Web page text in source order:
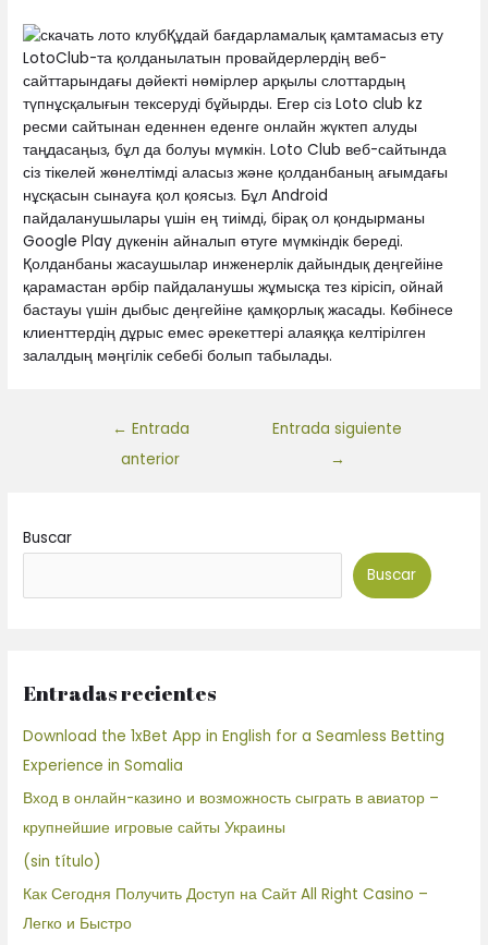
Құдай бағдарламалық қамтамасыз ету
LotoClub-та қолданылатын провайдерлердің веб-
сайттарындағы дәйекті нөмірлер арқылы слоттардың
түпнұсқалығын тексеруді бұйырды. Егер сіз Loto club kz
ресми сайтынан еденнен еденге онлайн жүктеп алуды
таңдасаңыз, бұл да болуы мүмкін. Loto Club веб-сайтында
сіз тікелей жөнелтімді аласыз және қолданбаның ағымдағы
нұсқасын сынауға қол қоясыз. Бұл Android
пайдаланушылары үшін ең тиімді, бірақ ол қондырманы
Google Play дүкенін айналып өтуге мүмкіндік береді.
Қолданбаны жасаушылар инженерлік дайындық деңгейіне
қарамастан әрбір пайдаланушы жұмысқа тез кірісіп, ойнай
бастауы үшін дыбыс деңгейіне қамқорлық жасады. Көбінесе
клиенттердің дұрыс емес әрекеттері алаяққа келтірілген
залалдың мәңгілік себебі болып табылады.
← Entrada
anterior
Entrada siguiente
→
Buscar
Buscar
Entradas recientes
Download the 1xBet App in English for a Seamless Betting
Experience in Somalia
Вход в онлайн-казино и возможность сыграть в авиатор –
крупнейшие игровые сайты Украины
(sin título)
Как Сегодня Получить Доступ на Сайт All Right Casino –
Легко и Быстро